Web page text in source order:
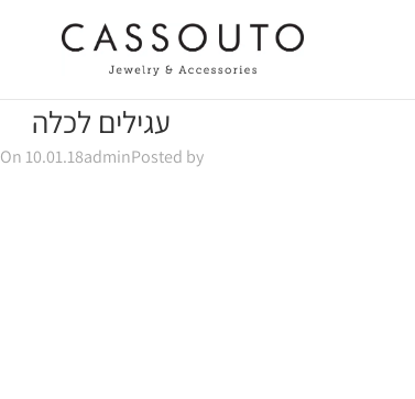
עגילים לכלה
Posted by
admin
On 10.01.18